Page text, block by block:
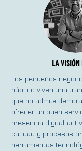
LA VISIÓN
Los pequeños
público viven una
que no admite
ofrecer un buen
presencia digital
calidad y procesos
herramientas